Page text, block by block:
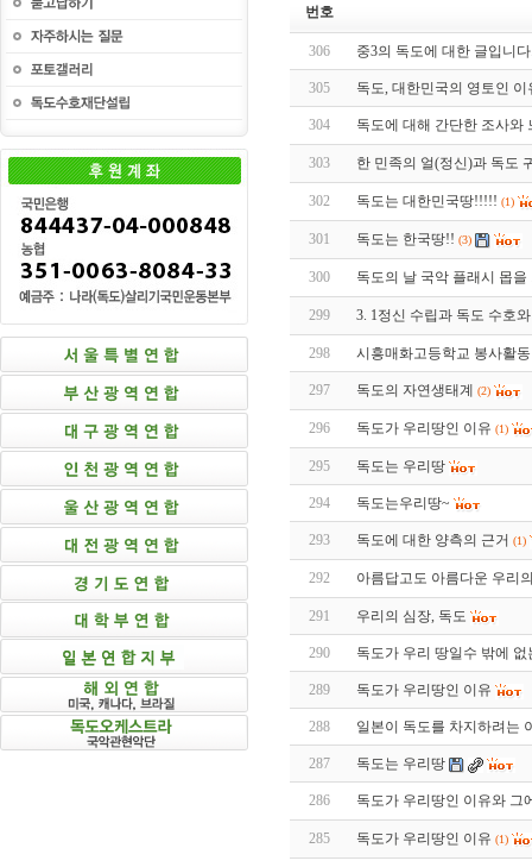
번호
306 중3의 독도에 대한 글입니
305 독도, 대한민국의 영토인 이
304 독도에 대해 간단한 조사와
303 한 민족의 얼(정신)과 독도
302 독도는 대한민국땅!!!!! (1)
301 독도는 한국땅!! (3)
300 독도의 날 국악 플래시 몹
299 3. 1정신 수립과 독도 수호
298 시흥매화고등학교 봉사활
297 독도의 자연생태계 (2)
296 독도가 우리땅인 이유 (1)
295 독도는 우리땅
294 독도는우리땅~
293 독도에 대한 양측의 근거 (1)
292 아름답고도 아름다운 우리
291 우리의 심장, 독도
290 독도가 우리 땅일수 밖에 없
289 독도가 우리땅인 이유
288 일본이 독도를 차지하려는
287 독도는 우리땅
286 독도가 우리땅인 이유와
285 독도가 우리땅인 이유 (1)